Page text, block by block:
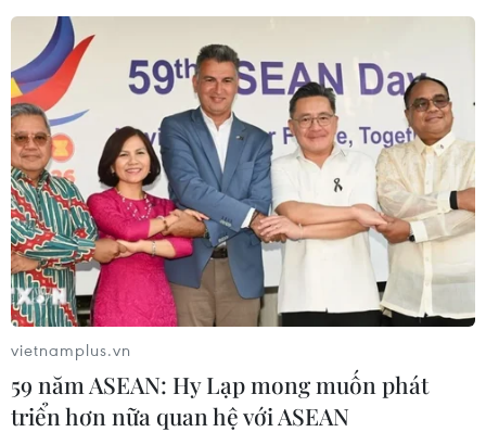
vietnamplus.vn
59 năm ASEAN: Hy Lạp mong muốn phát
triển hơn nữa quan hệ với ASEAN